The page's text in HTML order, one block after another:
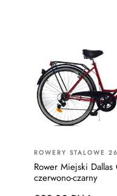
ROWERY STALOWE
Rower Miejski
czerwono-czarny